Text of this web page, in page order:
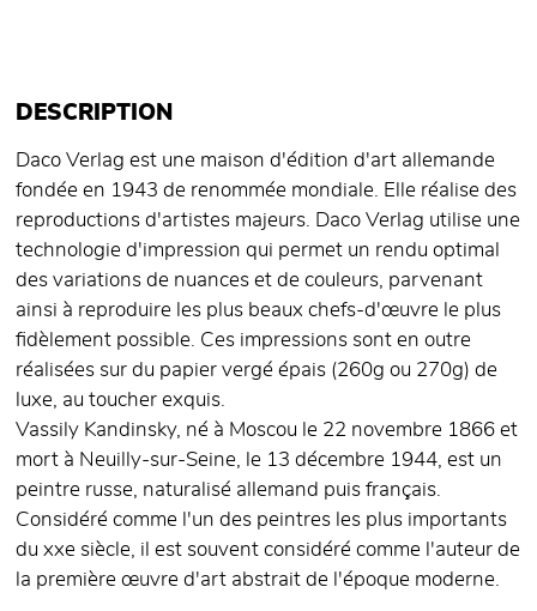
DESCRIPTION
Daco Verlag est une maison d'édition d'art allemande
fondée en 1943 de renommée mondiale. Elle réalise des
reproductions d'artistes majeurs. Daco Verlag utilise une
technologie d'impression qui permet un rendu optimal
des variations de nuances et de couleurs, parvenant
ainsi à reproduire les plus beaux chefs-d'œuvre le plus
fidèlement possible. Ces impressions sont en outre
réalisées sur du papier vergé épais (260g ou 270g) de
luxe, au toucher exquis.
Vassily Kandinsky, né à Moscou le 22 novembre 1866 et
mort à Neuilly-sur-Seine, le 13 décembre 1944, est un
peintre russe, naturalisé allemand puis français.
Considéré comme l'un des peintres les plus importants
du xxe siècle, il est souvent considéré comme l'auteur de
la première œuvre d'art abstrait de l'époque moderne.